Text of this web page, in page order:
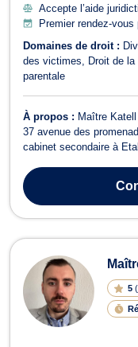
Accepte l’aide
Premier rendez-
Domaines de droit :
des victimes
Droit de
parentale
À propos : Maître
37 avenue des
cabinet secondaire à
famille, en droit pénal,
successions. En droit
5 (